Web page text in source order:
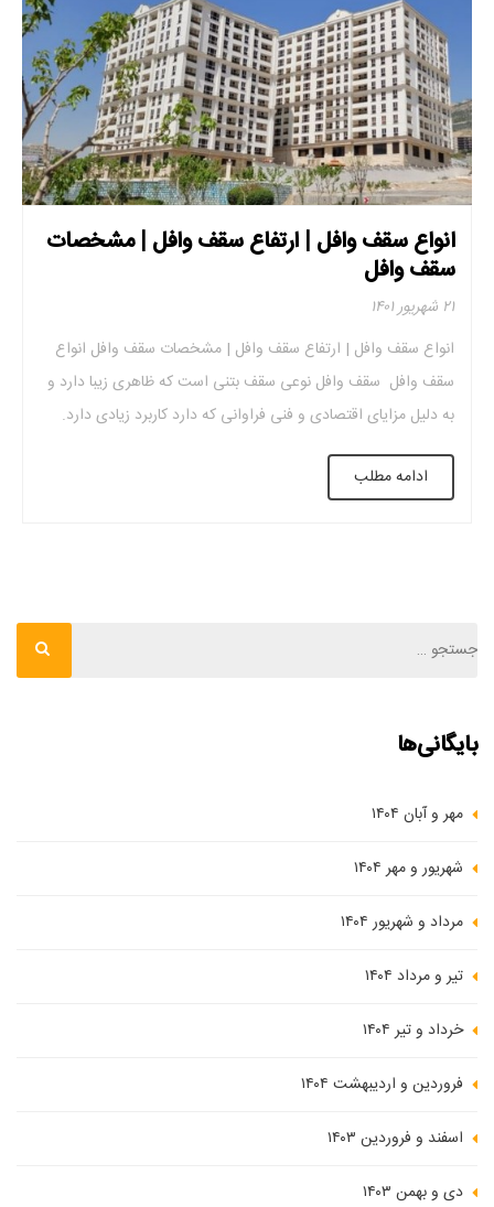
انواع سقف وافل | ارتفاع سقف وافل | مشخصات
سقف وافل
۲۱ شهریور ۱۴۰۱
انواع سقف وافل | ارتفاع سقف وافل | مشخصات سقف وافل انواع
سقف وافل سقف وافل نوعی سقف بتنی است که ظاهری زیبا دارد و
به دلیل مزایای اقتصادی و فنی فراوانی که دارد کاربرد زیادی دارد.
برای استفاده از این سقف از قالب وافل استفاده می شود که باعث
کاهش وزن سازه و ایجاد ظاهری […]
ادامه مطلب
بایگانی‌ها
مهر و آبان ۱۴۰۴
شهریور و مهر ۱۴۰۴
مرداد و شهریور ۱۴۰۴
تیر و مرداد ۱۴۰۴
خرداد و تیر ۱۴۰۴
فروردین و اردیبهشت ۱۴۰۴
اسفند و فروردین ۱۴۰۳
دی و بهمن ۱۴۰۳